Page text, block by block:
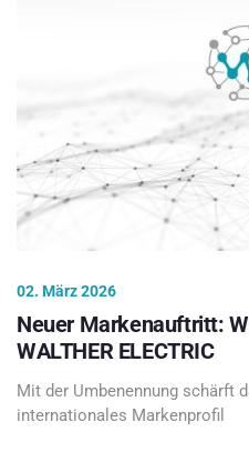
02. März 2026
Neuer Markenauftritt:
WALTHER ELECTRIC
Mit der Umbenennung schärft
internationales Markenprofil